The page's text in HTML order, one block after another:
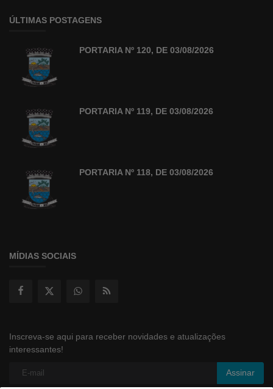
ÚLTIMAS POSTAGENS
PORTARIA Nº 120, DE 03/08/2026
PORTARIA Nº 119, DE 03/08/2026
PORTARIA Nº 118, DE 03/08/2026
MÍDIAS SOCIAIS
Inscreva-se aqui para receber novidades e atualizações
interessantes!
Assinar